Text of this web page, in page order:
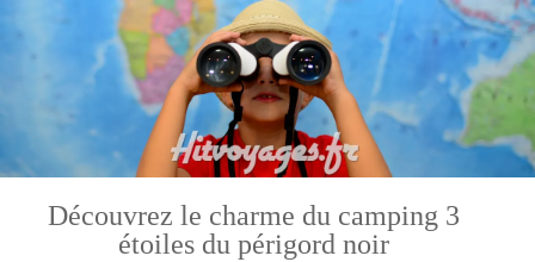
Découvrez le charme du camping 3
étoiles du périgord noir